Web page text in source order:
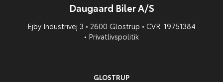
Daugaard Biler A/S
Ejby Industrivej 3 • 2600 Glostrup • CVR: 19751384
• Privatlivspolitik
GLOSTRUP